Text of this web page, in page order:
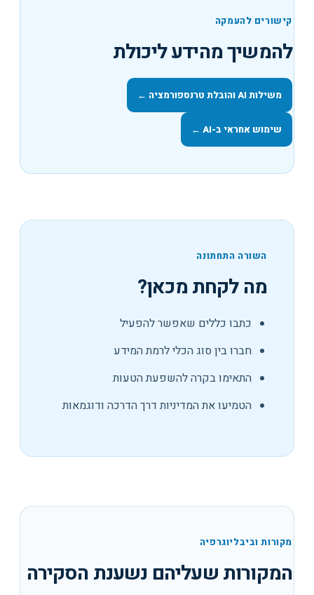
קישורים להעמקה
להמשיך מהידע ליכולת
משילות AI והובלת טרנספורמציה ←
שימוש אחראי ב-AI ←
השורה התחתונה
מה לקחת מכאן?
כתבו כללים שאפשר להפעיל
חברו בין סוג הכלי לרמת המידע
התאימו בקרה להשפעת הטעות
הטמיעו את המדיניות דרך הדרכה ודוגמאות
מקורות וביבליוגרפיה
המקורות שעליהם נשענת הסקירה